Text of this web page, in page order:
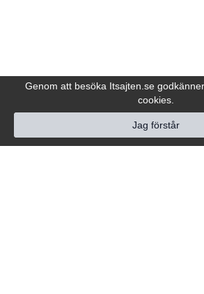
Genom att besöka Itsajten.se
cookies.
Jag förstår